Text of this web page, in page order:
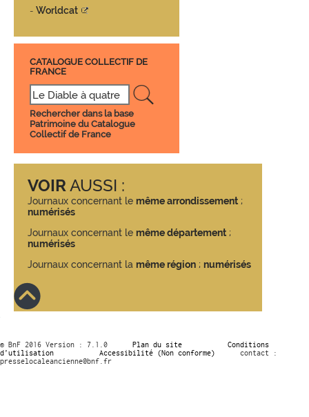
- Worldcat
CATALOGUE COLLECTIF DE
FRANCE
Rechercher dans la base
Patrimoine du Catalogue
Collectif de France
VOIRAUSSI :
Journaux concernant le même arrondissement ;
numérisés
Journaux concernant le même département ;
numérisés
Journaux concernant la même région ; numérisés
© BnF 2016 Version : 7.1.0 Plan du site
Conditions
d’utilisation
Accessibilité (Non conforme)
contact :
presselocaleancienne@bnf.fr